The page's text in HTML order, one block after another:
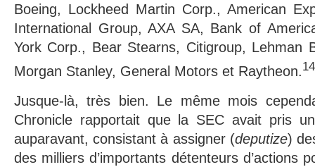
Boeing, Lockheed Martin Corp., American
International Group, AXA SA, Bank of
York Corp., Bear Stearns, Citigroup, Lehman
Morgan Stanley, General Motors et Raytheon.14
Jusque-là, très bien. Le même mois
Chronicle rapportait que la SEC avait pris
auparavant, consistant à assigner (deputize)
des milliers d’importants détenteurs d’actions